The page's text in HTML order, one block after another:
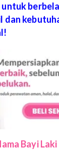
untuk
dan
Bayi Laki